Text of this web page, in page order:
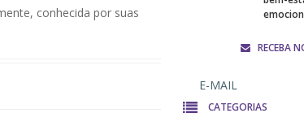
conhecida por suas
RECEBA
CATEGORIAS